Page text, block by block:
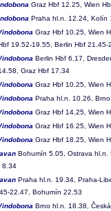
Graz Hbf 12.25, Wien
Praha hl.n. 12.24, Kolín
Graz Hbf 10.25, Wien
19.52-19.55, Berlin Hbf
Berlin Hbf 6.17,
Graz Hbf 17.34
Graz Hbf 10.25, Wien
Praha hl.n. 10.26,
Graz Hbf 14.25, Wien
Graz Hbf 16.25, Wien
Graz Hbf 18.25, Wien
Bohumín 5.05, Ostrava hl.n.
8.34
Praha hl.n. 19.34, Praha-
22.47, Bohumín 22.53
Brno hl.n. 18.38,